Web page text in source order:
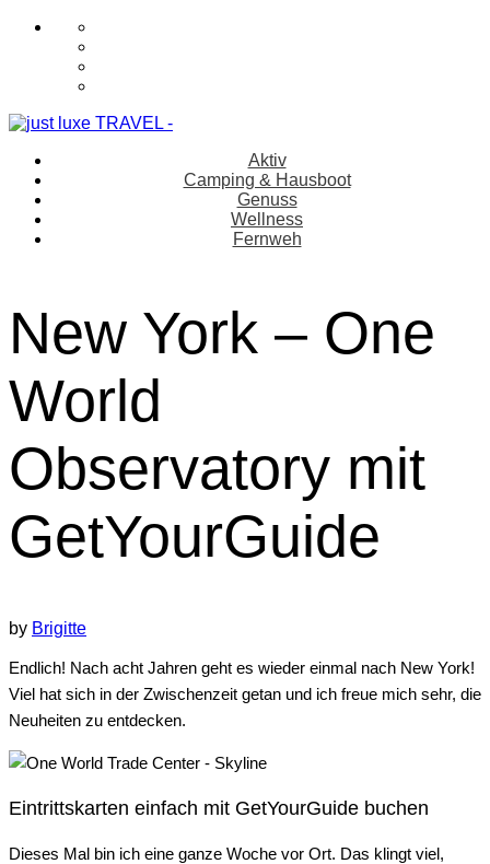
Aktiv
Camping & Hausboot
Genuss
Wellness
Fernweh
New York – One
World
Observatory mit
GetYourGuide
by Brigitte
Endlich! Nach acht Jahren geht es wieder einmal nach New York!
Viel hat sich in der Zwischenzeit getan und ich freue mich sehr, die
Neuheiten zu entdecken.
Eintrittskarten einfach mit GetYourGuide buchen
Dieses Mal bin ich eine ganze Woche vor Ort. Das klingt viel,